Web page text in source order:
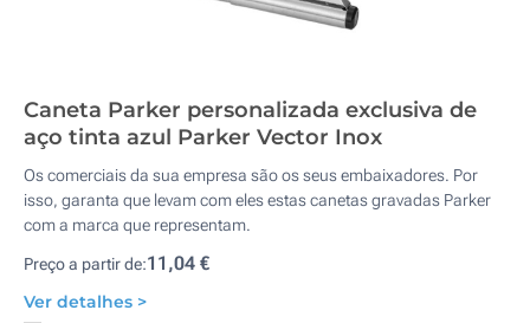
Caneta Parker personalizada exclusiva de
aço tinta azul Parker Vector Inox
Os comerciais da sua empresa são os seus embaixadores. Por
isso, garanta que levam com eles estas canetas gravadas Parker
com a marca que representam.
Preço a partir de:11,04 €
Ver detalhes >